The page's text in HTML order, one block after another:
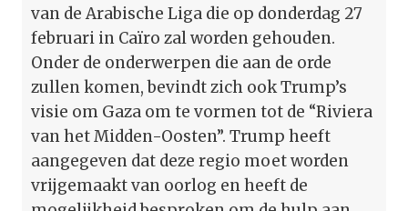
van de Arabische Liga die op donderdag 27
februari in Caïro zal worden gehouden.
Onder de onderwerpen die aan de orde
zullen komen, bevindt zich ook Trump’s
visie om Gaza om te vormen tot de “Riviera
van het Midden-Oosten”. Trump heeft
aangegeven dat deze regio moet worden
vrijgemaakt van oorlog en heeft de